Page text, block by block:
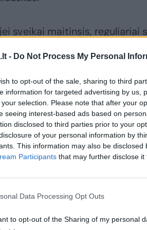
- Do Not Process My Personal
to opt-out of the sale, sharing to third
information for targeted advertising by us,
selection. Please note that after your
seeing interest-based ads based on
disclosed to third parties prior to your
of your personal information by
This information may also be
Participants that may further disclose it
Data Processing Opt Outs
to opt-out of the Sharing of my personal
sveikai maitinsis, reguliariai
psichologas sako, kad tai
požymius: atsakomybę